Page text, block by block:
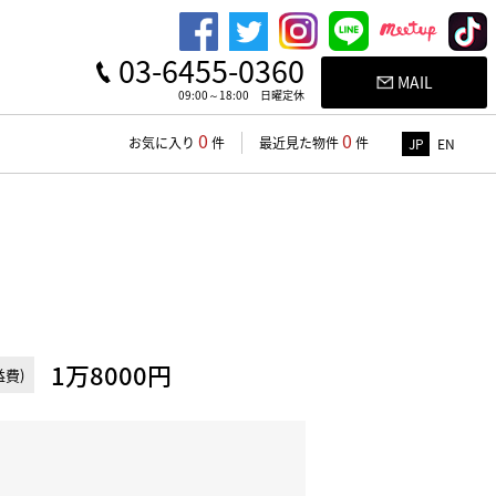
03-6455-0360
09:00～18:00 日曜定休
MAIL
お気に入り 0 件 最近見た物件0 件 JP EN
費) 1万8000円